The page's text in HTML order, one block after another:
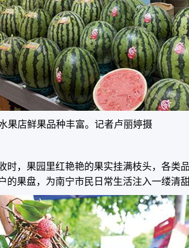
果店鲜果品种丰富。记者卢丽婷摄
时，果园里红艳艳的果实挂满枝头，各类
的果盘，为南宁市民日常生活注入一缕清甜